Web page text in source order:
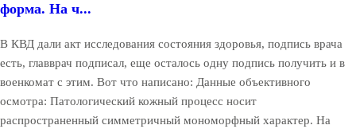
форма. На ч...
В КВД дали акт исследования состояния здоровья, подпись врача
есть, главврач подписал, еще осталось одну подпись получить и в
военкомат с этим. Вот что написано: Данные объективного
осмотра: Патологический кожный процесс носит
распространенный симметричный мономорфный характер. На